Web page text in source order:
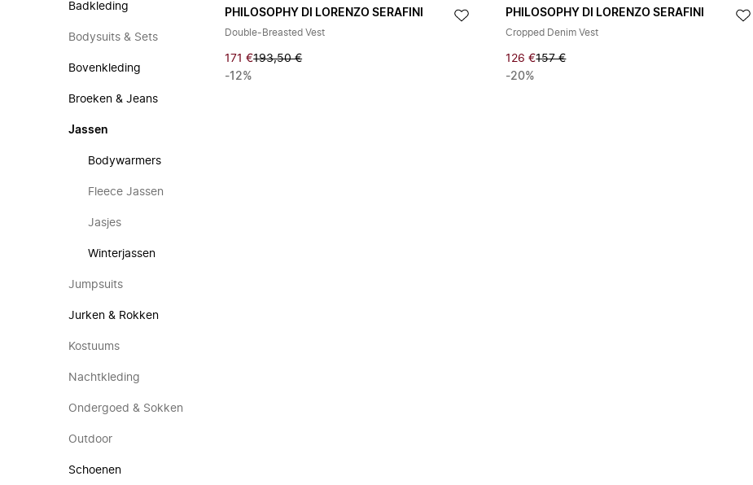
Badkleding
Bodysuits & Sets
Bovenkleding
Broeken & Jeans
Jassen
Bodywarmers
Fleece Jassen
Jasjes
Winterjassen
Jumpsuits
Jurken & Rokken
Kostuums
Nachtkleding
Ondergoed & Sokken
Outdoor
Schoenen
PHILOSOPHY DI LORENZO SERAFINI
Double-Breasted Vest
171 €193,50 €
-12%
PHILOSOPHY DI LORENZO SERAFINI
Cropped Denim Vest
126 €157 €
-20%